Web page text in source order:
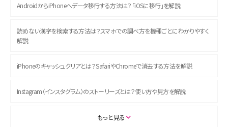
AndroidからiPhoneへデータ移行する方法は？「iOSに移行」を解説
読めない漢字を検索する方法は？スマホでの調べ方を機種ごとにわかりやすく
解説
iPhoneのキャッシュクリアとは？SafariやChromeで消去する方法を解説
Instagram（インスタグラム）のストーリーズとは？使い方や見方を解説
ASMRとは？初心者向けの代表ジャンルや楽しみ方を解説
もっと見る